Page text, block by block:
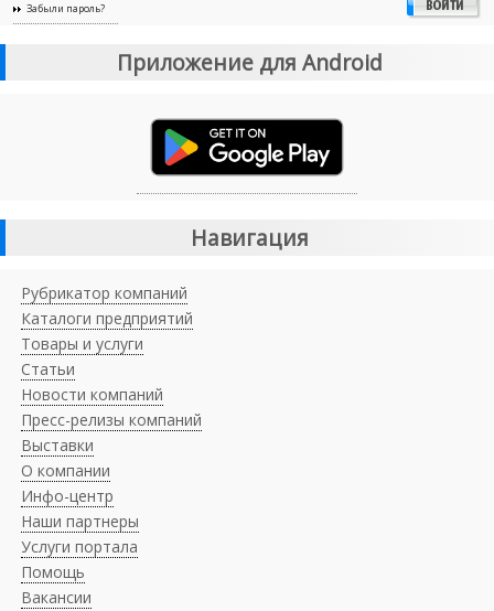
Забыли пароль?
Приложение для Android
Навигация
Рубрикатор компаний
Каталоги предприятий
Товары и услуги
Статьи
Новости компаний
Пресс-релизы компаний
Выставки
О компании
Инфо-центр
Наши партнеры
Услуги портала
Помощь
Вакансии